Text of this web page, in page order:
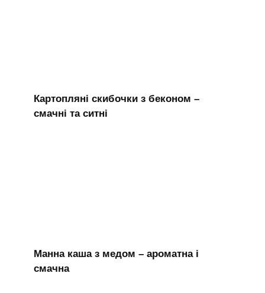
Картопляні скибочки з беконом –
смачні та ситні
Манна каша з медом – ароматна і
смачна